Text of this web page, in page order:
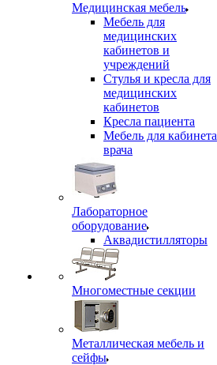
Медицинская мебель
Мебель для
медицинских
кабинетов и
учреждений
Стулья и кресла для
медицинских
кабинетов
Кресла пациента
Мебель для кабинета
врача
Лабораторное
оборудование
Аквадистилляторы
Многоместные секции
Металлическая мебель и
сейфы